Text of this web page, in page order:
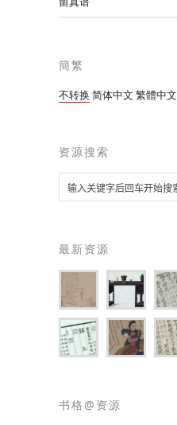
簡繁
不转换 简体中文 繁體中文
资源搜索
最新资源
书格@资源